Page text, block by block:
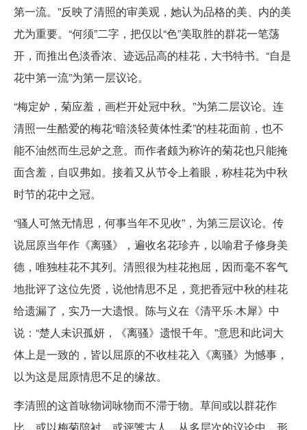
第一流。”反映了清照的审美观，她认为品格的美、内的美
尤为重要。“何须”二字，把仅以“色”美取胜的群花一笔荡
开，而推出色淡香浓、迹远品高的桂花，大书特书。“自是
花中第一流”为第一层议论。
“梅定妒，菊应羞，画栏开处冠中秋。”为第二层议论。连
清照一生酷爱的梅花“暗淡轻黄体性柔”的桂花面前，也不
能不油然而生忌妒之意。而作者颇为称许的菊花也只能掩
面含羞，自叹弗如。接着又从节令上着眼，称桂花为中秋
时节的花中之冠。
“骚人可煞无情思，何事当年不见收”，为第三层议论。传
说屈原当年作《离骚》，遍收名花珍卉，以喻君子修身美
德，唯独桂花不其列。清照很为桂花抱屈，因而毫不客气
地批评了这位先贤，说他情思不足，竟把香冠中秋的桂花
给遗漏了，实乃一大遗恨。陈与义在《清平乐·木犀》中
说：“楚人未识孤妍，《离骚》遗恨千年。”意思和此词大
体上是一致的，皆以屈原的不收桂花入《离骚》为憾事，
以为这是屈原情思不足的缘故。
李清照的这首咏物词咏物而不滞于物。草间或以群花作
比，或以梅菊陪衬，或评骘古人，从多层次的议论中，形